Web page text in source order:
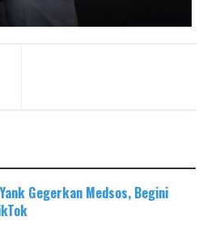
Gegerkan Medsos, Begini